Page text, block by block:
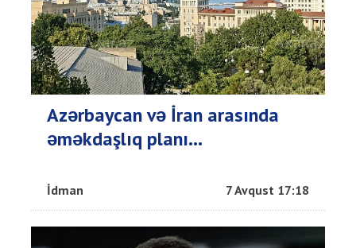
Azərbaycan və İran arasında
əməkdaşlıq planı...
İdman 7 Avqust 17:18